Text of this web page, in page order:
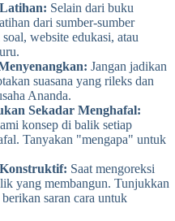
Selain dari buku
dari sumber-sumber
website edukasi, atau
Jangan jadikan
suasana yang rileks dan
Ananda.
Sekadar Menghafal:
konsep di balik setiap
Tanyakan "mengapa" untuk
Saat mengoreksi
yang membangun. Tunjukkan
saran cara untuk